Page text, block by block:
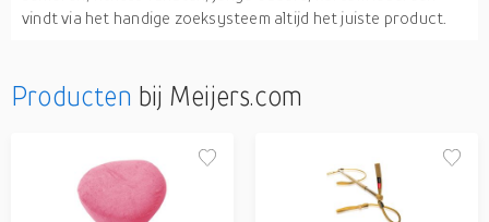
vindt via het handige zoeksysteem altijd het juiste product.
Producten bij Meijers.com